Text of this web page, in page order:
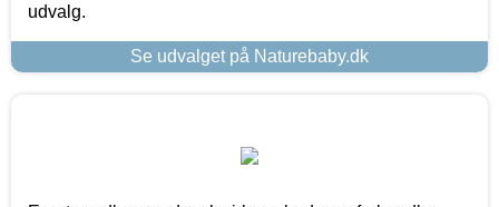
udvalg.
Se udvalget på Naturebaby.dk